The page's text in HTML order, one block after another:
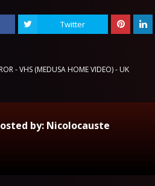
Twitter
- VHS (MEDUSA HOME VIDEO) - UK
by: Nicolocauste